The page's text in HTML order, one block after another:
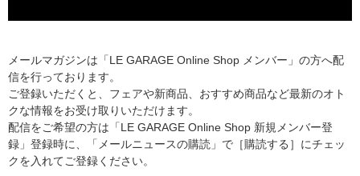
メールマガジンは「LE GARAGE Online Shop メンバー」の方へ配
信を行っております。
ご登録いただくと、フェアや新商品、おすすめ商品など最新のオト
クな情報をお受け取りいただけます。
配信をご希望の方は「LE GARAGE Online Shop 新規メンバー登
録」登録時に、「メールニュースの購読」で［購読する］にチェッ
クを入れてご登録ください。